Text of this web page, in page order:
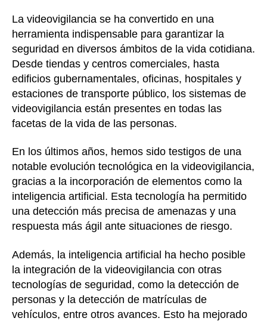
La videovigilancia se ha convertido en una
herramienta indispensable para garantizar la
seguridad en diversos ámbitos de la vida cotidiana.
Desde tiendas y centros comerciales, hasta
edificios gubernamentales, oficinas, hospitales y
estaciones de transporte público, los sistemas de
videovigilancia están presentes en todas las
facetas de la vida de las personas.
En los últimos años, hemos sido testigos de una
notable evolución tecnológica en la videovigilancia,
gracias a la incorporación de elementos como la
inteligencia artificial. Esta tecnología ha permitido
una detección más precisa de amenazas y una
respuesta más ágil ante situaciones de riesgo.
Además, la inteligencia artificial ha hecho posible
la integración de la videovigilancia con otras
tecnologías de seguridad, como la detección de
personas y la detección de matrículas de
vehículos, entre otros avances. Esto ha mejorado